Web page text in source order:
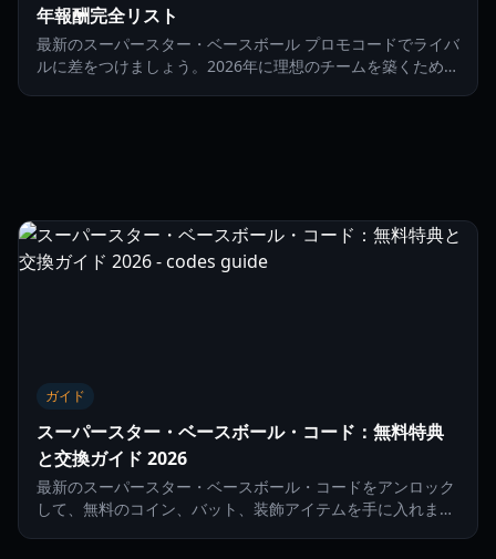
年報酬完全リスト
最新のスーパースター・ベースボール プロモコードでライバ
ルに差をつけましょう。2026年に理想のチームを築くための
ガイド
スーパースター・ベースボール・コード：無料特典
と交換ガイド 2026
最新のスーパースター・ベースボール・コードをアンロック
して、無料のコイン、バット、装飾アイテムを手に入れまし